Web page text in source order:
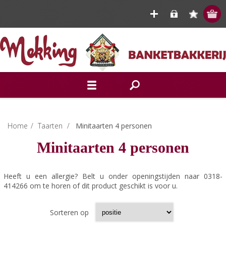
Home / Taarten / Minitaarten 4 personen
Minitaarten 4 personen
Heeft u een allergie? Belt u onder openingstijden naar 0318-
414266 om te horen of dit product geschikt is voor u.
Sorteren op